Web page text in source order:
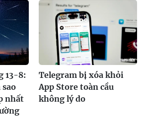
13-8:
nhất
Telegram bị xóa khỏi
App Store toàn cầu
không lý do